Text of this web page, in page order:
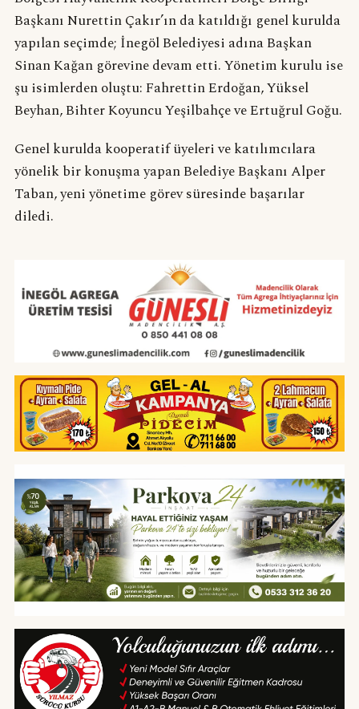
Başkanı Nurettin Çakır’ın da katıldığı genel kurulda
yapılan seçimde; İnegöl Belediyesi adına Başkan
Sinan Kağan görevine devam etti. Yönetim kurulu ise
şu isimlerden oluştu: Fahrettin Erdoğan, Yüksel
Beyhan, Bihter Koyuncu Yeşilbahçe ve Ertuğrul Goğu.
Genel kurulda kooperatif üyeleri ve katılımcılara
yönelik bir konuşma yapan Belediye Başkanı Alper
Taban, yeni yönetime görev süresinde başarılar
diledi.